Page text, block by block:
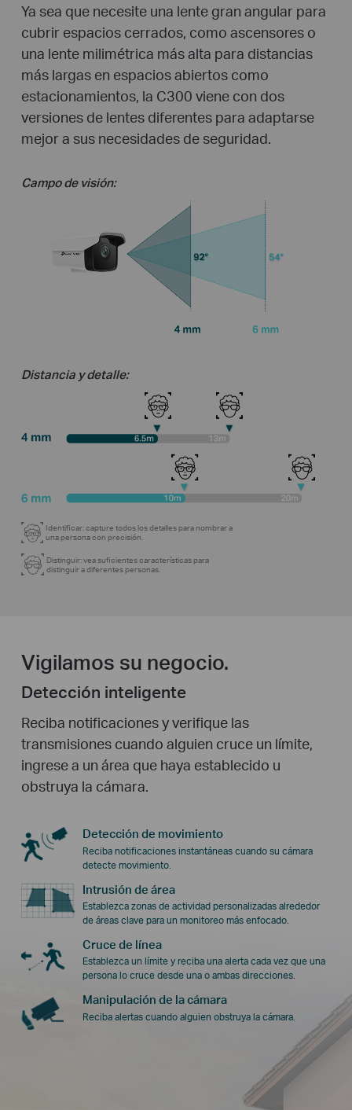
Ya sea que necesite una lente gran angular para
cubrir espacios cerrados, como ascensores o
una lente milimétrica más alta para distancias
más largas en espacios abiertos como
estacionamientos, la C300 viene con dos
versiones de lentes diferentes para adaptarse
mejor a sus necesidades de seguridad.
Campo de visión:
Distancia y detalle:
Identificar: capture todos los detalles para nombrar a
una persona con precisión.
Distinguir: vea suficientes características para
distinguir a diferentes personas.
Vigilamos su negocio.
Detección inteligente
Reciba notificaciones y verifique las
transmisiones cuando alguien cruce un límite,
ingrese a un área que haya establecido u
obstruya la cámara.
Detección de movimiento
Reciba notificaciones instantáneas cuando su cámara
detecte movimiento.
Intrusión de área
Establezca zonas de actividad personalizadas alrededor
de áreas clave para un monitoreo más enfocado.
Cruce de línea
Establezca un límite y reciba una alerta cada vez que una
persona lo cruce desde una o ambas direcciones.
Manipulación de la cámara
Reciba alertas cuando alguien obstruya la cámara.